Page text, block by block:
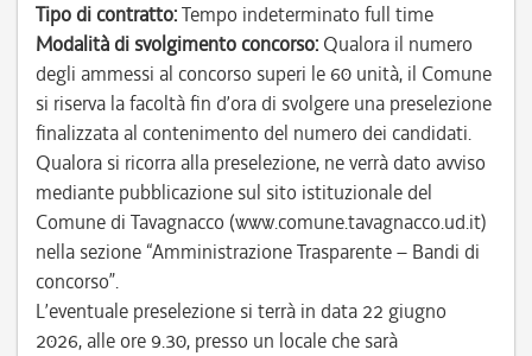
Tipo di contratto:Tempo indeterminato full time
Modalità di svolgimento concorso: Qualora il numero
degli ammessi al concorso superi le 60 unità, il Comune
si riserva la facoltà fin d’ora di svolgere una preselezione
finalizzata al contenimento del numero dei candidati.
Qualora si ricorra alla preselezione, ne verrà dato avviso
mediante pubblicazione sul sito istituzionale del
Comune di Tavagnacco (www.comune.tavagnacco.ud.it)
nella sezione “Amministrazione Trasparente – Bandi di
concorso”.
L’eventuale preselezione si terrà in data 22 giugno
2026, alle ore 9.30, presso un locale che sarà